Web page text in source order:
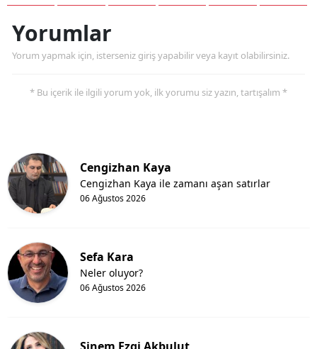
Yorumlar
Yorum yapmak için, isterseniz giriş yapabilir veya kayıt olabilirsiniz.
* Bu içerik ile ilgili yorum yok, ilk yorumu siz yazın, tartışalım *
Cengizhan Kaya
06 Ağustos 2026
Cengizhan Kaya ile zamanı aşan satırlar
Sefa Kara
06 Ağustos 2026
Neler oluyor?